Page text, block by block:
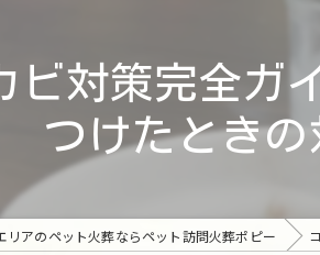
ビ対策完全
つけたとき
リアのペット火葬ならペット訪問火葬ポピー